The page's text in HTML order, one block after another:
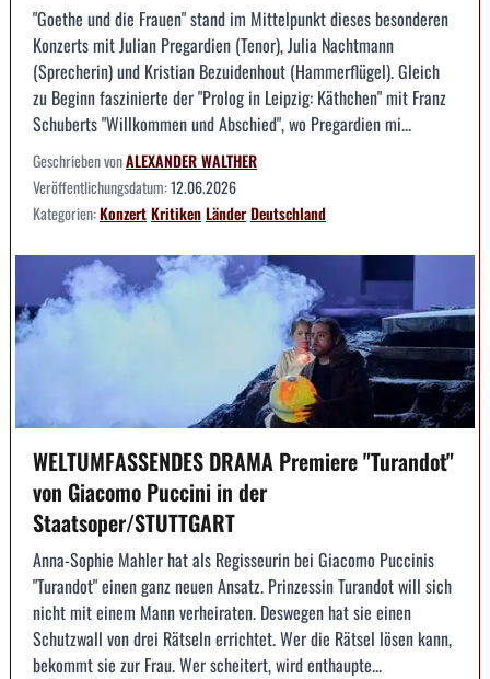
"Goethe und die Frauen" stand im Mittelpunkt dieses besonderen
Konzerts mit Julian Pregardien (Tenor), Julia Nachtmann
(Sprecherin) und Kristian Bezuidenhout (Hammerflügel). Gleich
zu Beginn faszinierte der "Prolog in Leipzig: Käthchen" mit Franz
Schuberts "Willkommen und Abschied", wo Pregardien mi...
Geschrieben vonALEXANDER WALTHER
Veröffentlichungsdatum:12.06.2026
Kategorien:KonzertKritikenLänderDeutschland
WELTUMFASSENDES DRAMA Premiere "Turandot"
von Giacomo Puccini in der
Staatsoper/STUTTGART
Anna-Sophie Mahler hat als Regisseurin bei Giacomo Puccinis
"Turandot" einen ganz neuen Ansatz. Prinzessin Turandot will sich
nicht mit einem Mann verheiraten. Deswegen hat sie einen
Schutzwall von drei Rätseln errichtet. Wer die Rätsel lösen kann,
bekommt sie zur Frau. Wer scheitert, wird enthaupte...